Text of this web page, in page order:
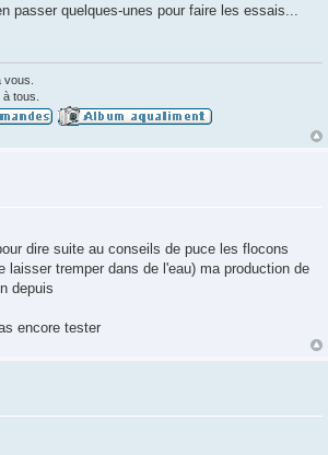
passer quelques-unes pour faire les essais...
tous.
dire suite au conseils de puce les flocons
laisser tremper dans de l'eau) ma production de
depuis
encore tester